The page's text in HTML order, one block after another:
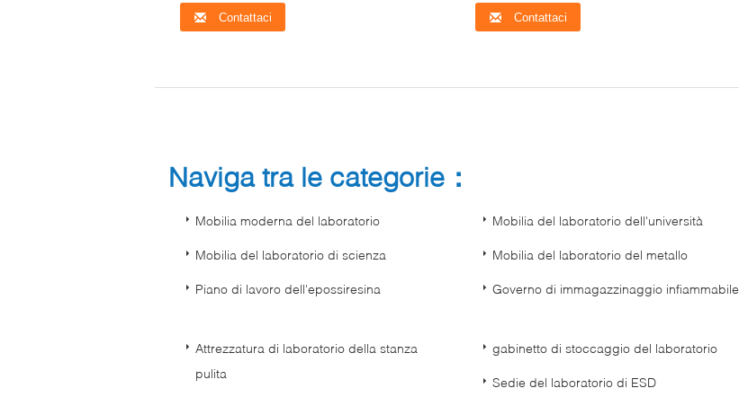
Contattaci Contattaci
Naviga tra le categorie：
Mobilia moderna del laboratorio Mobilia del laboratorio dell'università
Mobilia del laboratorio di scienza Mobilia del laboratorio del metallo
Piano di lavoro dell'epossiresina Governo di immagazzinaggio infiammabile
Attrezzatura di laboratorio della stanza
pulita
gabinetto di stoccaggio del laboratorio
Sedie del laboratorio di ESD